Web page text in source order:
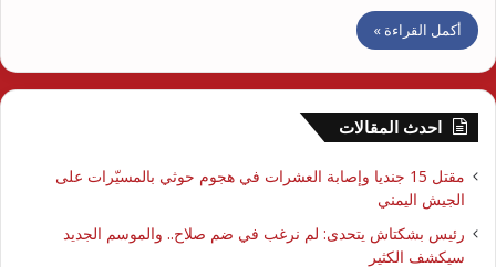
أكمل القراءة »
احدث المقالات
مقتل 15 جنديا وإصابة العشرات في هجوم حوثي بالمسيّرات على
الجيش اليمني
رئيس بشكتاش يتحدى: لم نرغب في ضم صلاح.. والموسم الجديد
سيكشف الكثير